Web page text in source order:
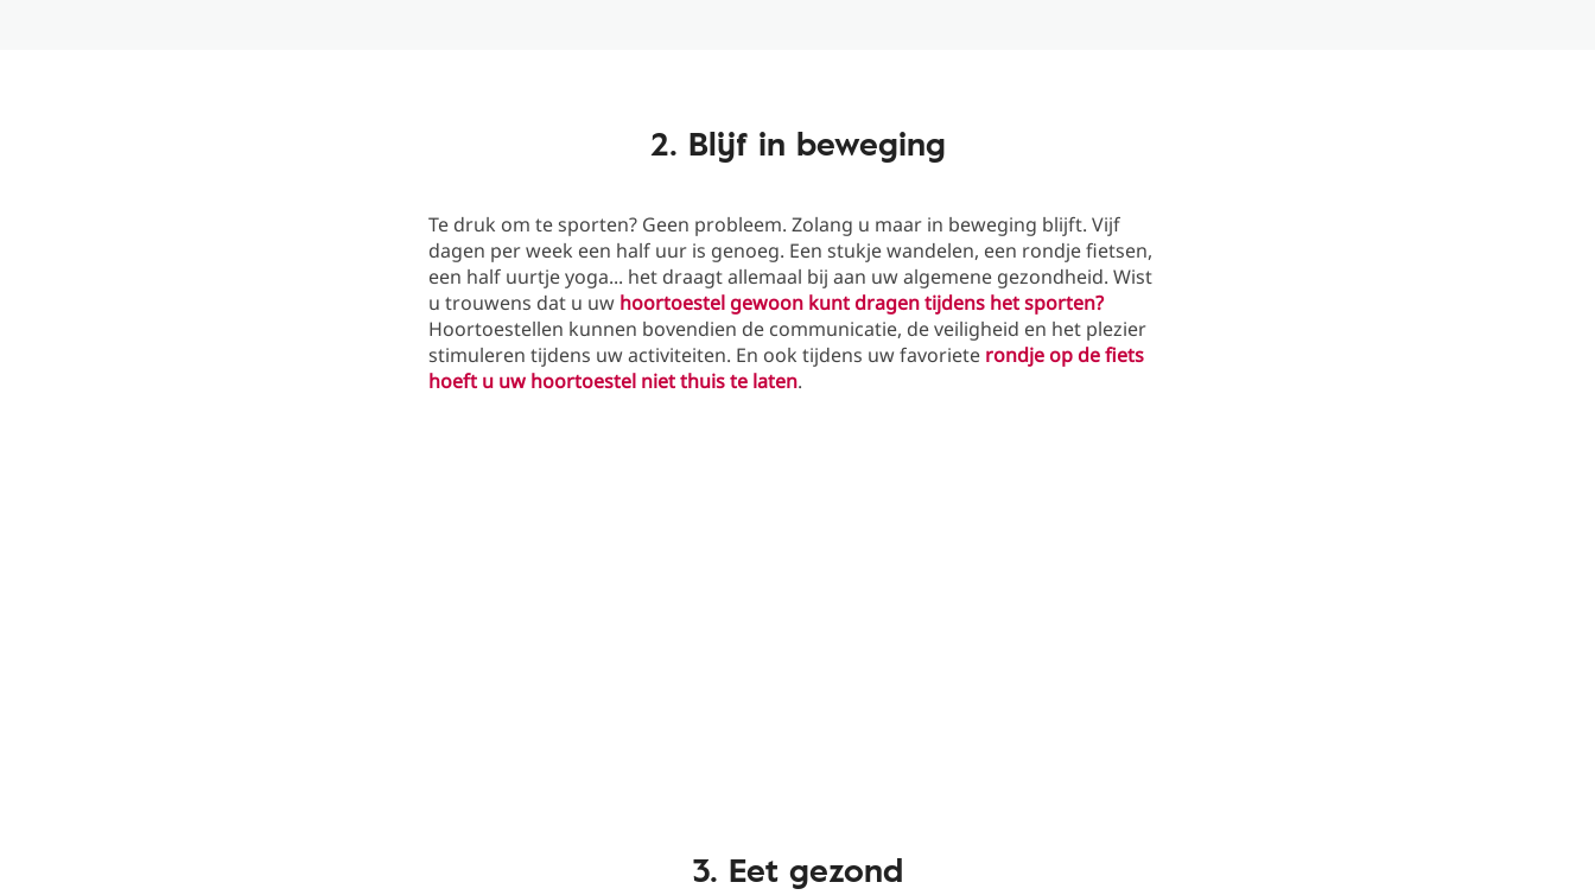
2. Blijf in beweging
Te druk om te sporten? Geen probleem. Zolang u maar in beweging blijft. Vijf
dagen per week een half uur is genoeg. Een stukje wandelen, een rondje fietsen,
een half uurtje yoga... het draagt allemaal bij aan uw algemene gezondheid. Wist
u trouwens dat u uw hoortoestel gewoon kunt dragen tijdens het sporten?
Hoortoestellen kunnen bovendien de communicatie, de veiligheid en het plezier
stimuleren tijdens uw activiteiten. En ook tijdens uw favoriete rondje op de fiets
hoeft u uw hoortoestel niet thuis te laten.
3. Eet gezond